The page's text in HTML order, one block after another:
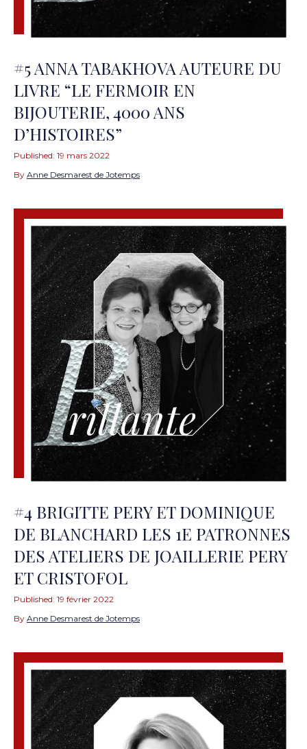
#5 ANNA TABAKHOVA AUTEURE DU
LIVRE “LE FERMOIR EN
BIJOUTERIE, 4000 ANS
D’HISTOIRES”
Published: 19 mars 2022
By Anne Desmarest de Jotemps
#4 BRIGITTE PERY ET DOMINIQUE
DE BLANCHARD LES 1E PATRONNES
DES ATELIERS DE JOAILLERIE PERY
ET CRISTOFOL
Published: 19 février 2022
By Anne Desmarest de Jotemps